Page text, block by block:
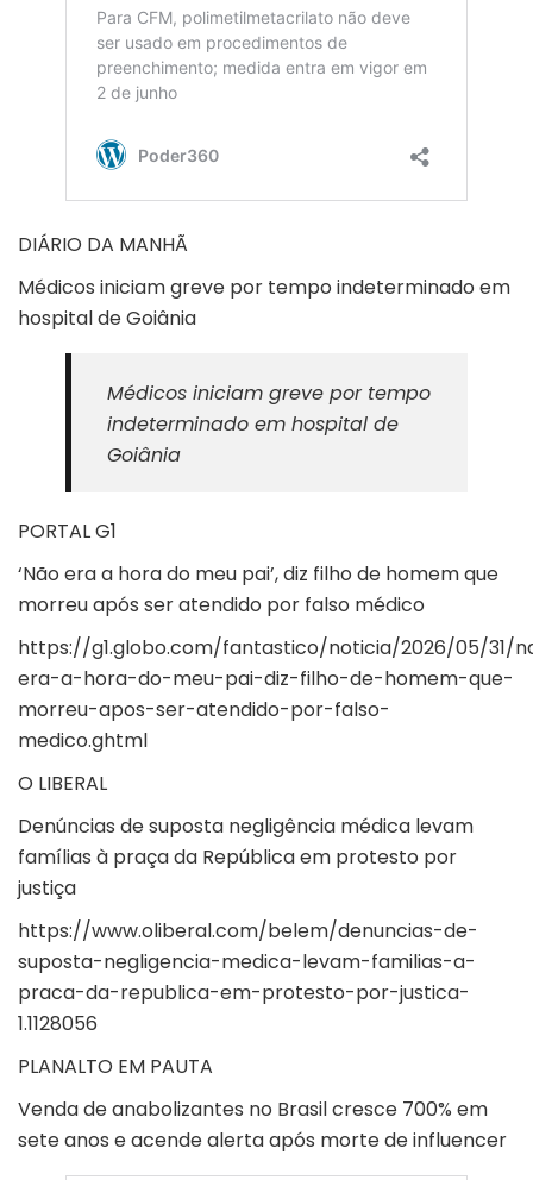
DIÁRIO DA MANHÃ
Médicos iniciam greve por tempo indeterminado em
hospital de Goiânia
Médicos iniciam greve por tempo
indeterminado em hospital de
Goiânia
PORTAL G1
‘Não era a hora do meu pai’, diz filho de homem que
morreu após ser atendido por falso médico
https://g1.globo.com/fantastico/noticia/2026/05/31/
era-a-hora-do-meu-pai-diz-filho-de-homem-que-
morreu-apos-ser-atendido-por-falso-
medico.ghtml
O LIBERAL
Denúncias de suposta negligência médica levam
famílias à praça da República em protesto por
justiça
https://www.oliberal.com/belem/denuncias-de-
suposta-negligencia-medica-levam-familias-a-
praca-da-republica-em-protesto-por-justica-
1.1128056
PLANALTO EM PAUTA
Venda de anabolizantes no Brasil cresce 700% em
sete anos e acende alerta após morte de influencer